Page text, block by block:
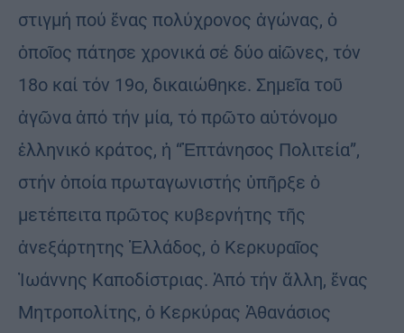
στιγμή πού ἕνας πολύχρονος ἀγώνας, ὁ
ὁποῖος πάτησε χρονικά σέ δύο αἰῶνες, τόν
18ο καί τόν 19ο, δικαιώθηκε. Σημεῖα τοῦ
ἀγῶνα ἀπό τήν μία, τό πρῶτο αὐτόνομο
ἑλληνικό κράτος, ἡ “Ἑπτάνησος Πολιτεία”,
στήν ὁποία πρωταγωνιστής ὑπῆρξε ὁ
μετέπειτα πρῶτος κυβερνήτης τῆς
ἀνεξάρτητης Ἑλλάδος, ὁ Κερκυραῖος
Ἰωάννης Καποδίστριας. Ἀπό τήν ἄλλη, ἕνας
Μητροπολίτης, ὁ Κερκύρας Ἀθανάσιος